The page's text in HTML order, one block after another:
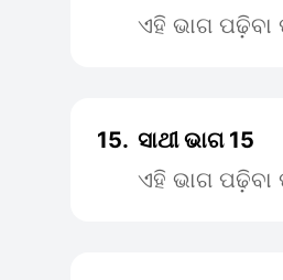
ଏହି ଭାଗ
15. ସାଥୀ ଭାଗ 15
ଏହି ଭାଗ